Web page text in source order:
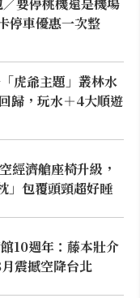
停車優惠一次整
虎爺主題」叢林水
歸，玩水＋4大順遊
經濟艙座椅升級，
包覆頭頸超好睡
10週年：藤本壯介
震撼空降台北